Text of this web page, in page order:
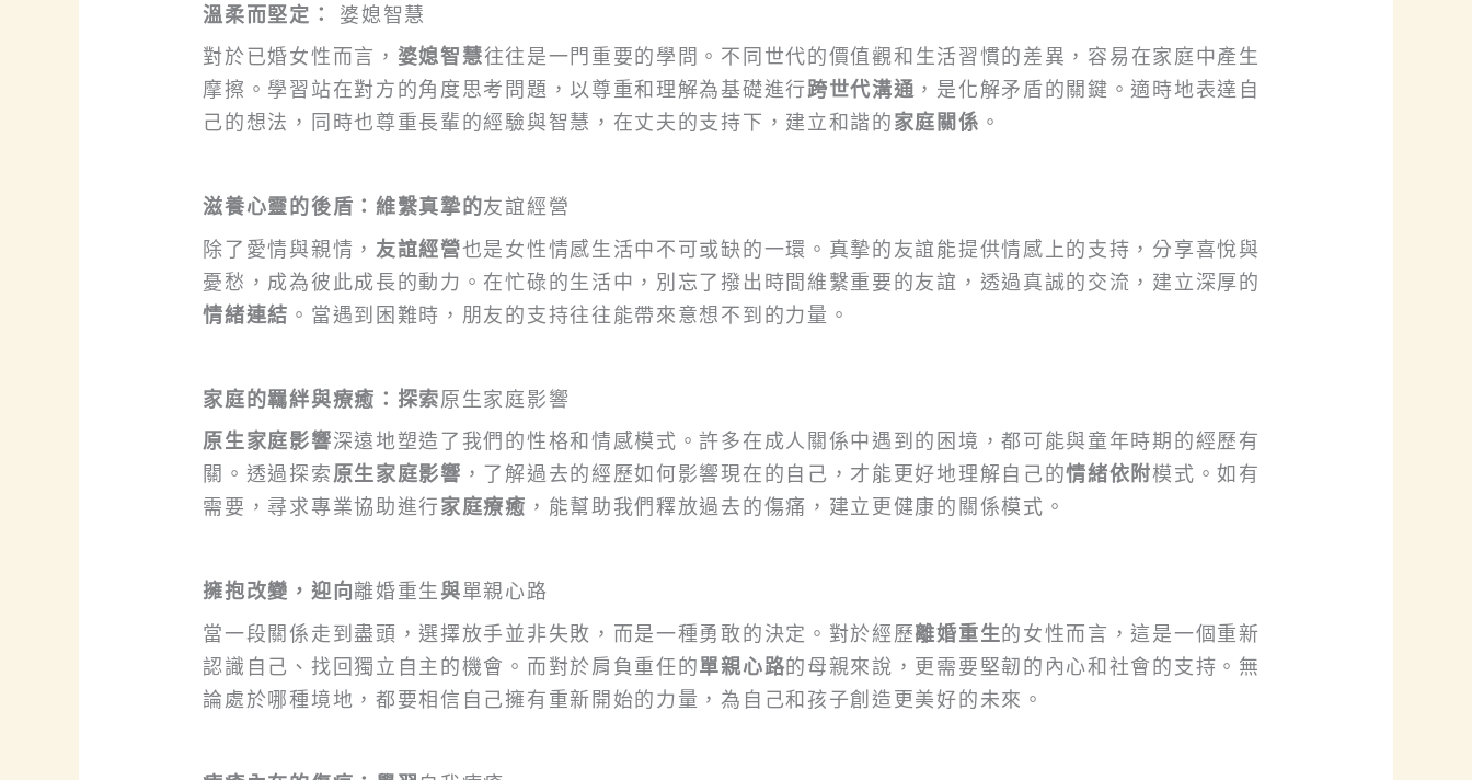
溫柔而堅定： 婆媳智慧
對於已婚女性而言， 婆媳智慧往往是一門重要的學問。不同世代的價值觀和生活習慣的差異，容易在家庭中產生
摩擦。學習站在對方的角度思考問題，以尊重和理解為基礎進行跨世代溝通 ，是化解矛盾的關鍵。適時地表達自
己的想法，同時也尊重長輩的經驗與智慧，在丈夫的支持下，建立和諧的家庭關係 。
滋養心靈的後盾：維繫真摯的友誼經營
除了愛情與親情， 友誼經營也是女性情感生活中不可或缺的一環。真摯的友誼能提供情感上的支持，分享喜悅與
憂愁，成為彼此成長的動力。在忙碌的生活中，別忘了撥出時間維繫重要的友誼，透過真誠的交流，建立深厚的
情緒連結 。當遇到困難時，朋友的支持往往能帶來意想不到的力量。
家庭的羈絆與療癒：探索原生家庭影響
原生家庭影響深遠地塑造了我們的性格和情感模式。許多在成人關係中遇到的困境，都可能與童年時期的經歷有
關。透過探索原生家庭影響 ，了解過去的經歷如何影響現在的自己，才能更好地理解自己的情緒依附模式。如有
需要，尋求專業協助進行家庭療癒 ，能幫助我們釋放過去的傷痛，建立更健康的關係模式。
擁抱改變，迎向離婚重生與單親心路
當一段關係走到盡頭，選擇放手並非失敗，而是一種勇敢的決定。對於經歷離婚重生的女性而言，這是一個重新
認識自己、找回獨立自主的機會。而對於肩負重任的單親心路的母親來說，更需要堅韌的內心和社會的支持。無
論處於哪種境地，都要相信自己擁有重新開始的力量，為自己和孩子創造更美好的未來。